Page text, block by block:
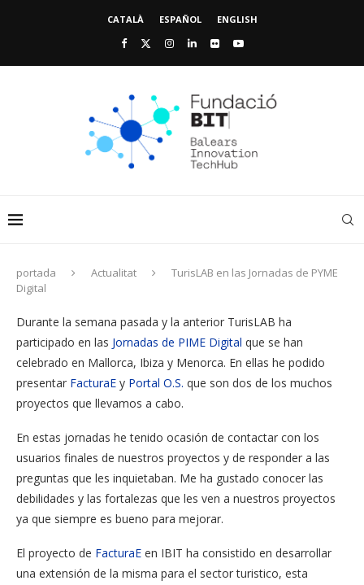
CATALÀ ESPAÑOL ENGLISH
portada Actualitat
TurisLAB en las Jornadas de PYME
Digital
Durante la semana pasada y la anterior TurisLAB ha
participado en las Jornadas de PIME Digital que se han
celebrado en Mallorca, Ibiza y Menorca. En ellas he podido
presentar FacturaE y Portal O.S. que son dos de los muchos
proyectos que llevamos a cabo.
En estas jornadas he tenido ocasión de contactar con los
usuarios finales de nuestros proyectos y de responder a las
preguntas que les inquietaban. Me ha gustado conocer las
debilidades y las fortalezas que les ven a nuestros proyectos
ya que siempre es bueno para mejorar.
El proyecto de FacturaE en IBIT ha consistido en desarrollar
una extensión de la misma para el sector turistico, esta